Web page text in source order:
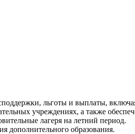
льготы и выплаты,
учреждениях, а также
лагеря на летний период.
дополнительного образования.